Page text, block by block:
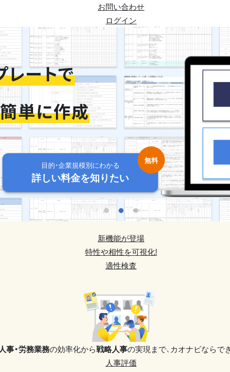
お問い合わせ
ログイン
目的・企業規模別にわかる
詳しい料金を知りたい
目的・企業規模別にわかる
詳しい料金を知りたい
レートで
単に作成
目的・企業規模別にわかる
詳しい料金を知りたい
目的・企業規模別にわかる
詳しい料金を知りたい
目的・企業規模別にわかる
詳しい料金を知りたい
新機能が登場
特性や相性を可視化!
適性検査
人事・労務業務の効率化から戦略人事の実現まで、 カオナビならで
人事評価